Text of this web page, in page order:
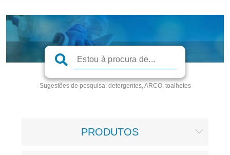
Sugestões de pesquisa:detergentes, ARCO, toalhetes
PRODUTOS